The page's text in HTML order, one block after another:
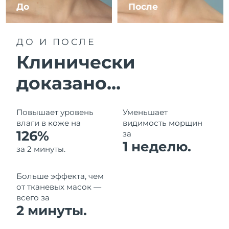
До После
ДО И ПОСЛЕ
Клинически
доказано...
Повышает уровень
влаги в коже на
126%
за 2 минуты.
Уменьшает
видимость морщин
за
1 неделю.
Больше эффекта, чем
от тканевых масок —
всего за
2 минуты.
Ожидаемая дата доставки
Италия
Япония
Джерси
Ожидаемая дата доставки
8/15/26
Казахстан
Ожидаемая дата доставки
8/12/26
Кувейт
Латвия